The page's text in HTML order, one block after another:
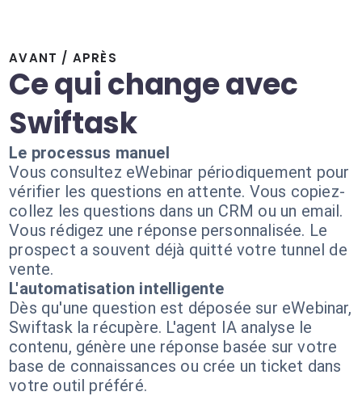
AVANT / APRÈS
Ce qui change avec
Swiftask
Le processus manuel
Vous consultez eWebinar périodiquement pour
vérifier les questions en attente. Vous copiez-
collez les questions dans un CRM ou un email.
Vous rédigez une réponse personnalisée. Le
prospect a souvent déjà quitté votre tunnel de
vente.
L'automatisation intelligente
Dès qu'une question est déposée sur eWebinar,
Swiftask la récupère. L'agent IA analyse le
contenu, génère une réponse basée sur votre
base de connaissances ou crée un ticket dans
votre outil préféré.